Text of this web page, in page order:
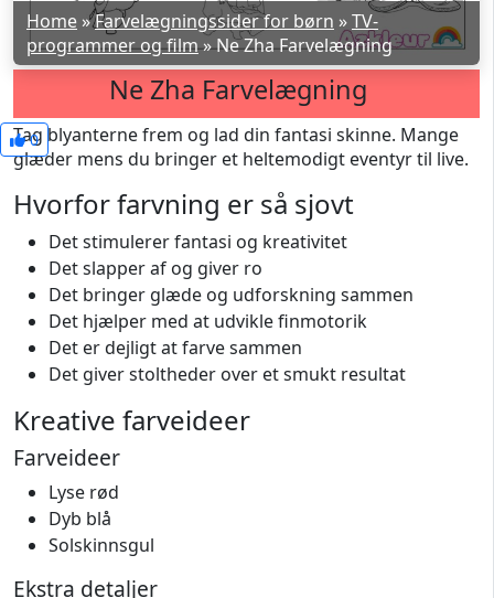
Home »Farvelægningssider for børn »TV-
programmer og film»Ne Zha Farvelægning
Ne Zha Farvelægning
0
Tag blyanterne frem og lad din fantasi skinne. Mange
glæder mens du bringer et heltemodigt eventyr til live.
Hvorfor farvning er så sjovt
Det stimulerer fantasi og kreativitet
Det slapper af og giver ro
Det bringer glæde og udforskning sammen
Det hjælper med at udvikle finmotorik
Det er dejligt at farve sammen
Det giver stoltheder over et smukt resultat
Kreative farveideer
Farveideer
Lyse rød
Dyb blå
Solskinnsgul
Ekstra detaljer